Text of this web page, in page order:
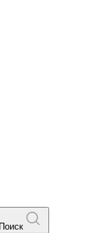
Поиск